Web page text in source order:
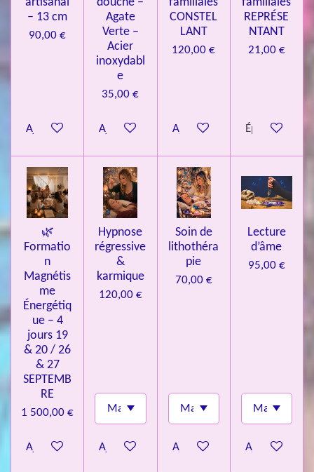
l
artisanal
– 13 cm
90,00 €
Ajouter au panier
douche –
Agate
Verte –
Acier
inoxydabl
e
35,00 €
Ajouter au panier
familiales
CONSTEL
LANT
120,00 €
Ajouter au panier
familiales
REPRÉSE
NTANT
21,00 €
Épuisé
🌿
Formatio
n
Magnétis
me
Énergétiq
ue – 4
jours 19
& 20 / 26
& 27
SEPTEMB
RE
1 500,00 €
Ajouter au panier
Hypnose
régressive
&
karmique
120,00 €
Ajouter au panier
Soin de
lithothéra
pie
70,00 €
Ajouter au panier
Lecture
d’âme
95,00 €
Ajouter au